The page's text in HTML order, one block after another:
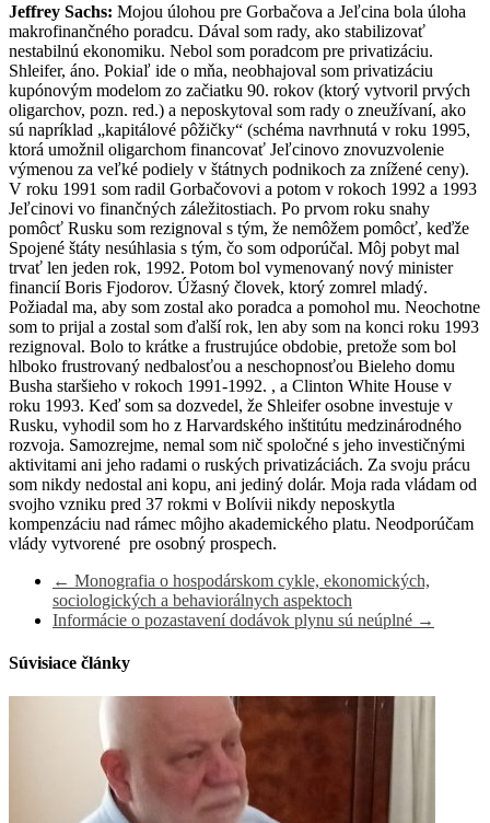
Jeffrey Sachs: Mojou úlohou pre Gorbačova a Jeľcina bola úloha
makrofinančného poradcu. Dával som rady, ako stabilizovať
nestabilnú ekonomiku. Nebol som poradcom pre privatizáciu.
Shleifer, áno. Pokiaľ ide o mňa, neobhajoval som privatizáciu
kupónovým modelom zo začiatku 90. rokov (ktorý vytvoril prvých
oligarchov, pozn. red.) a neposkytoval som rady o zneužívaní, ako
sú napríklad „kapitálové pôžičky“ (schéma navrhnutá v roku 1995,
ktorá umožnil oligarchom financovať Jeľcinovo znovuzvolenie
výmenou za veľké podiely v štátnych podnikoch za znížené ceny).
V roku 1991 som radil Gorbačovovi a potom v rokoch 1992 a 1993
Jeľcinovi vo finančných záležitostiach. Po prvom roku snahy
pomôcť Rusku som rezignoval s tým, že nemôžem pomôcť, keďže
Spojené štáty nesúhlasia s tým, čo som odporúčal. Môj pobyt mal
trvať len jeden rok, 1992. Potom bol vymenovaný nový minister
financií Boris Fjodorov. Úžasný človek, ktorý zomrel mladý.
Požiadal ma, aby som zostal ako poradca a pomohol mu. Neochotne
som to prijal a zostal som ďalší rok, len aby som na konci roku 1993
rezignoval. Bolo to krátke a frustrujúce obdobie, pretože som bol
hlboko frustrovaný nedbalosťou a neschopnosťou Bieleho domu
Busha staršieho v rokoch 1991-1992. , a Clinton White House v
roku 1993. Keď som sa dozvedel, že Shleifer osobne investuje v
Rusku, vyhodil som ho z Harvardského inštitútu medzinárodného
rozvoja. Samozrejme, nemal som nič spoločné s jeho investičnými
aktivitami ani jeho radami o ruských privatizáciách. Za svoju prácu
som nikdy nedostal ani kopu, ani jediný dolár. Moja rada vládam od
svojho vzniku pred 37 rokmi v Bolívii nikdy neposkytla
kompenzáciu nad rámec môjho akademického platu. Neodporúčam
vlády vytvorené pre osobný prospech.
← Monografia o hospodárskom cykle, ekonomických,
sociologických a behaviorálnych aspektoch
Informácie o pozastavení dodávok plynu sú neúplné →
Súvisiace články